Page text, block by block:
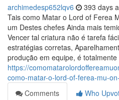
archimedesp652lqv6 393 days
Tais como Matar o Lord of Ferea
um Destes chefes Ainda mais
Vencer tal criatura não é tarefa
estratégias corretas,
produção em equipe, é totalmente
https://
como-matar-o-lord-of-ferea-mu-
Comments
Who